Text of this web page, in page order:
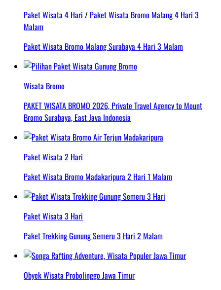
Paket Wisata 4 Hari / Paket Wisata Bromo Malang 4 Hari 3
Malam
Paket Wisata Bromo Malang Surabaya 4 Hari 3 Malam
Wisata Bromo
PAKET WISATA BROMO 2026, Private Travel Agency to Mount
Bromo Surabaya, East Java Indonesia
Paket Wisata 2 Hari
Paket Wisata Bromo Madakaripura 2 Hari 1 Malam
Paket Wisata 3 Hari
Paket Trekking Gunung Semeru 3 Hari 2 Malam
Obyek Wisata Probolinggo Jawa Timur